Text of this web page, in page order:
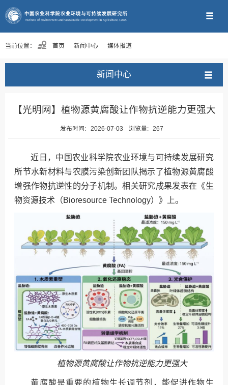
当前位置： 首页 新闻中心 媒体报道
新闻中心
【光明网】植物源黄腐酸让作物抗逆能力更强大
发布时间: 2026-07-03 浏览量: 267
近日，中国农业科学院农业环境与可持续发展研究
所节水新材料与农膜污染创新团队揭示了植物源黄腐酸
增强作物抗逆性的分子机制。相关研究成果发表在《生
物资源技术（Bioresource Technology）》上。
植物源黄腐酸让作物抗逆能力更强大
黄腐酸是重要的植物生长调节剂，能促进作物生